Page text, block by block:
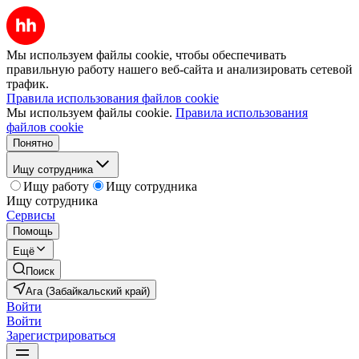
Мы используем файлы cookie, чтобы обеспечивать
правильную работу нашего веб-сайта и анализировать сетевой
трафик.
Правила использования файлов cookie
Мы используем файлы cookie. Правила использования
файлов cookie
Понятно
Ищу сотрудника
Ищу работу
Ищу сотрудника
Ищу сотрудника
Сервисы
Помощь
Ещё
Поиск
Ага (Забайкальский край)
Войти
Войти
Зарегистрироваться